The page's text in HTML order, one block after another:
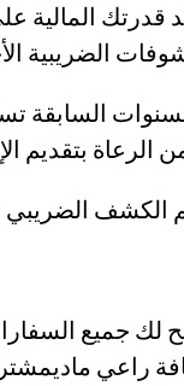
قدرتك المالية
جميع
راعي